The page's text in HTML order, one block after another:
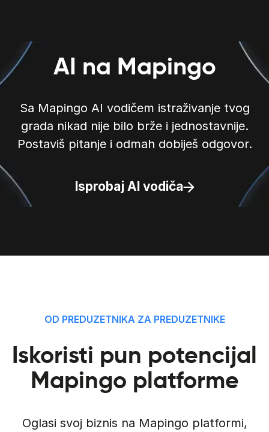
AI na Mapingo
Sa Mapingo AI vodičem istraživanje tvog
grada nikad nije bilo brže i jednostavnije.
Postaviš pitanje i odmah dobiješ odgovor.
Isprobaj AI vodiča
OD PREDUZETNIKA ZA PREDUZETNIKE
Iskoristi pun potencijal
Mapingo platforme
Oglasi svoj biznis na Mapingo platformi,